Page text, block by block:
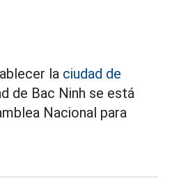
la ciudad de
de Bac Ninh se está
Nacional para